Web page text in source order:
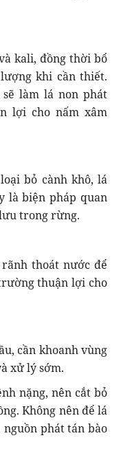
kali, đồng thời bổ
khi cần thiết.
làm lá non phát
lợi cho nấm xâm
bỏ cành khô, lá
là biện pháp quan
trong rừng.
thoát nước để
thuận lợi cho
cần khoanh vùng
xử lý sớm.
nặng, nên cắt bỏ
Không nên để lá
phát tán bào